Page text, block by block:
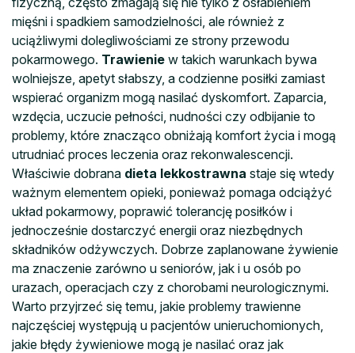
mięśni i spadkiem samodzielności, ale również z
uciążliwymi dolegliwościami ze strony przewodu
pokarmowego. Trawienie w takich warunkach bywa
wolniejsze, apetyt słabszy, a codzienne posiłki zamiast
wspierać organizm mogą nasilać dyskomfort. Zaparcia,
wzdęcia, uczucie pełności, nudności czy odbijanie to
problemy, które znacząco obniżają komfort życia i mogą
utrudniać proces leczenia oraz rekonwalescencji.
Właściwie dobrana dieta lekkostrawna staje się wtedy
ważnym elementem opieki, ponieważ pomaga odciążyć
układ pokarmowy, poprawić tolerancję posiłków i
jednocześnie dostarczyć energii oraz niezbędnych
składników odżywczych. Dobrze zaplanowane żywienie
ma znaczenie zarówno u seniorów, jak i u osób po
urazach, operacjach czy z chorobami neurologicznymi.
Warto przyjrzeć się temu, jakie problemy trawienne
najczęściej występują u pacjentów unieruchomionych,
jakie błędy żywieniowe mogą je nasilać oraz jak